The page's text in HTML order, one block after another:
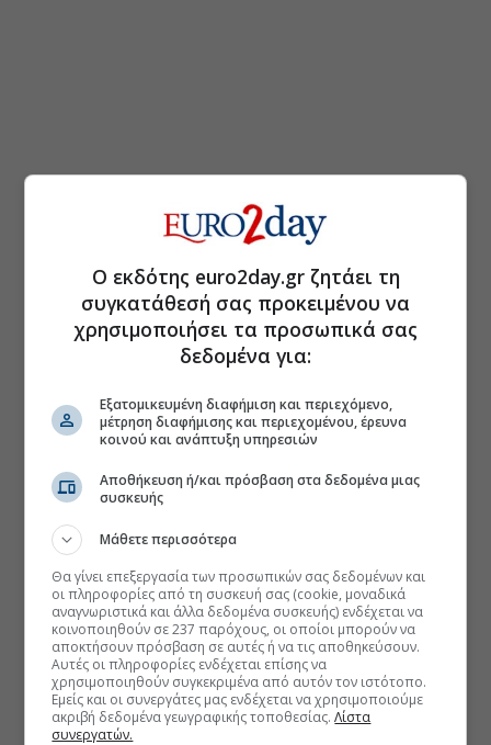
Ο εκδότης euro2day.gr ζητάει τη
συγκατάθεσή σας προκειμένου να
χρησιμοποιήσει τα προσωπικά σας
δεδομένα για:
Εξατομικευμένη διαφήμιση και περιεχόμενο,
μέτρηση διαφήμισης και περιεχομένου, έρευνα
κοινού και ανάπτυξη υπηρεσιών
Αποθήκευση ή/και πρόσβαση στα δεδομένα μιας
συσκευής
Μάθετε περισσότερα
Θα γίνει επεξεργασία των προσωπικών σας δεδομένων και
οι πληροφορίες από τη συσκευή σας (cookie, μοναδικά
αναγνωριστικά και άλλα δεδομένα συσκευής) ενδέχεται να
κοινοποιηθούν σε 237 παρόχους, οι οποίοι μπορούν να
αποκτήσουν πρόσβαση σε αυτές ή να τις αποθηκεύσουν.
Αυτές οι πληροφορίες ενδέχεται επίσης να
χρησιμοποιηθούν συγκεκριμένα από αυτόν τον ιστότοπο.
Εμείς και οι συνεργάτες μας ενδέχεται να χρησιμοποιούμε
ακριβή δεδομένα γεωγραφικής τοποθεσίας.Λίστα
συνεργατών.